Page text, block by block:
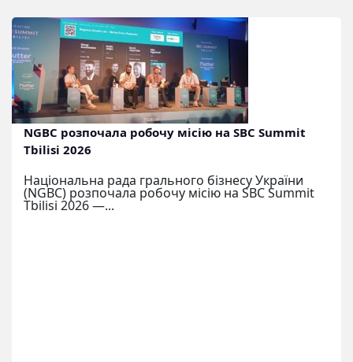
NGBC розпочала робочу місію на SBC Summit
Tbilisi 2026
Національна рада грального бізнесу України
(NGBC) розпочала робочу місію на SBC Summit
Tbilisi 2026 —...